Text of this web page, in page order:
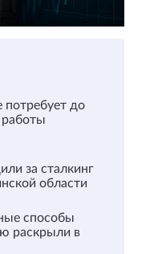
потребует до
работы
за сталкинг
области
способы
раскрыли в